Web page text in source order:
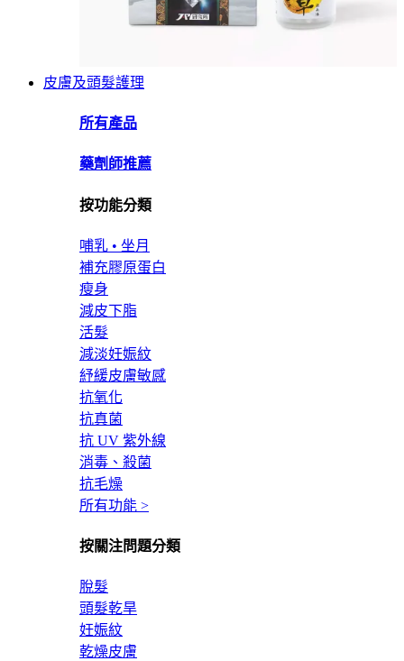
皮膚及頭髮護理
所有產品
藥劑師推薦
按功能分類
哺乳 • 坐月
補充膠原蛋白
瘦身
減皮下脂
活髮
減淡妊娠紋
紓緩皮膚敏感
抗氧化
抗真菌
抗 UV 紫外線
消毒、殺菌
抗毛燥
所有功能 >
按關注問題分類
脫髮
頭髮乾旱
妊娠紋
乾燥皮膚